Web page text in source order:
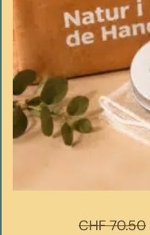
CHF70.50